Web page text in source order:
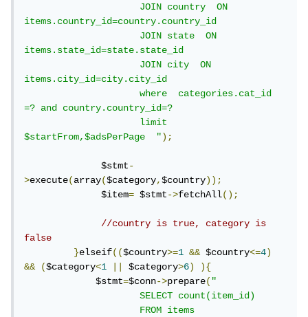
JOIN country  ON
items.country_id=country.country_id
JOIN state  ON
items.state_id=state.state_id
JOIN city  ON
items.city_id=city.city_id
where  categories.cat_id
=? and country.country_id=?
limit
$startFrom,$adsPerPage  ");
$stmt-
>execute(array($category,$country));
$item= $stmt->fetchAll();
//country is true, category is
false
}elseif(($country>=1 && $country<=4)
&&
($category<1 || $category>6)
){
$stmt=$conn->prepare("
SELECT count(item_id)
FROM items